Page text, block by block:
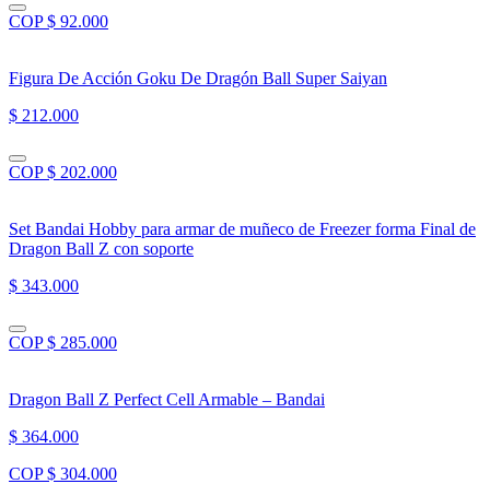
COP $ 92.000
Figura De Acción Goku De Dragón Ball Super Saiyan
$ 212.000
COP $ 202.000
Set Bandai Hobby para armar de muñeco de Freezer forma Final de
Dragon Ball Z con soporte
$ 343.000
COP $ 285.000
Dragon Ball Z Perfect Cell Armable – Bandai
$ 364.000
COP $ 304.000